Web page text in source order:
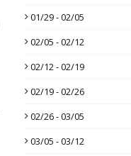
01/29 - 02/05
02/05 - 02/12
02/12 - 02/19
02/19 - 02/26
02/26 - 03/05
03/05 - 03/12